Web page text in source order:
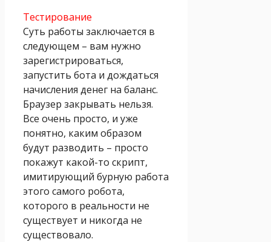
Тестирование
Суть работы заключается в
следующем – вам нужно
зарегистрироваться,
запустить бота и дождаться
начисления денег на баланс.
Браузер закрывать нельзя.
Все очень просто, и уже
понятно, каким образом
будут разводить – просто
покажут какой-то скрипт,
имитирующий бурную работа
этого самого робота,
которого в реальности не
существует и никогда не
существовало.